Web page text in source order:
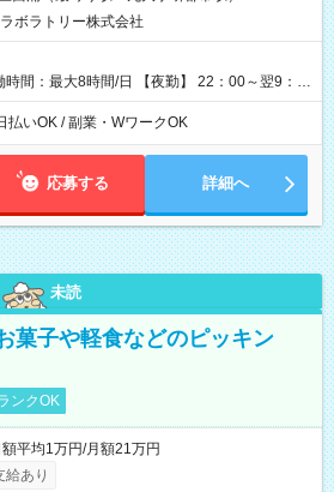
ボラトリー株式会社
時間：最大8時間/日 【夜勤】 22：00～翌9：
8時 ■24時から翌9時 など ※上記の時間
（毎週同じ曜日での勤務となります）
払いOK / 副業・WワークOK
応募する 詳細へ
未読
菓子や軽食などのピッキン
ンクOK
平均1万円/月額21万円
給あり